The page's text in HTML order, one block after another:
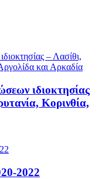
ιδιοκτησίας
Κορινθία,
2022